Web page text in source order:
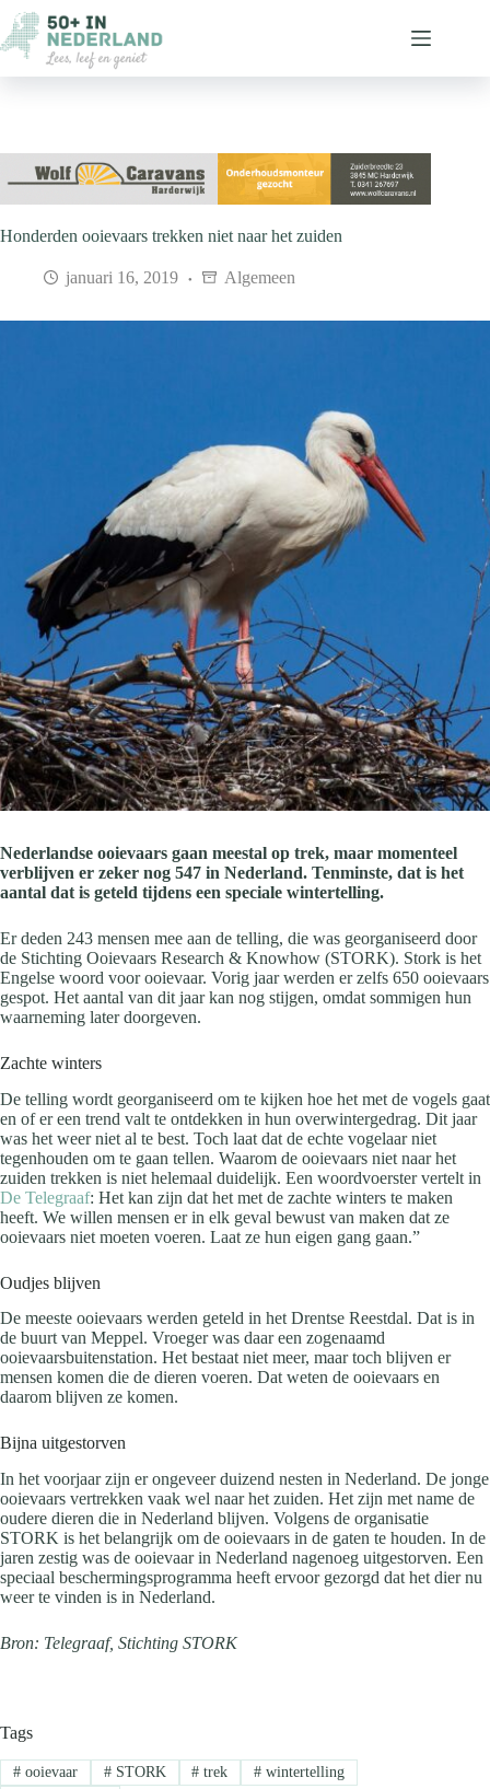
naar
de
inhoud
Honderden ooievaars trekken niet naar het zuiden
januari 16, 2019 Algemeen
Nederlandse ooievaars gaan meestal op trek, maar momenteel
verblijven er zeker nog 547 in Nederland. Tenminste, dat is het
aantal dat is geteld tijdens een speciale wintertelling.
Er deden 243 mensen mee aan de telling, die was georganiseerd door
de Stichting Ooievaars Research & Knowhow (STORK). Stork is het
Engelse woord voor ooievaar. Vorig jaar werden er zelfs 650 ooievaars
gespot. Het aantal van dit jaar kan nog stijgen, omdat sommigen hun
waarneming later doorgeven.
Zachte winters
De telling wordt georganiseerd om te kijken hoe het met de vogels gaat
en of er een trend valt te ontdekken in hun overwintergedrag. Dit jaar
was het weer niet al te best. Toch laat dat de echte vogelaar niet
tegenhouden om te gaan tellen. Waarom de ooievaars niet naar het
zuiden trekken is niet helemaal duidelijk. Een woordvoerster vertelt in
De Telegraaf: Het kan zijn dat het met de zachte winters te maken
heeft. We willen mensen er in elk geval bewust van maken dat ze
ooievaars niet moeten voeren. Laat ze hun eigen gang gaan.”
Oudjes blijven
De meeste ooievaars werden geteld in het Drentse Reestdal. Dat is in
de buurt van Meppel. Vroeger was daar een zogenaamd
ooievaarsbuitenstation. Het bestaat niet meer, maar toch blijven er
mensen komen die de dieren voeren. Dat weten de ooievaars en
daarom blijven ze komen.
Bijna uitgestorven
In het voorjaar zijn er ongeveer duizend nesten in Nederland. De jonge
ooievaars vertrekken vaak wel naar het zuiden. Het zijn met name de
oudere dieren die in Nederland blijven. Volgens de organisatie
STORK is het belangrijk om de ooievaars in de gaten te houden. In de
jaren zestig was de ooievaar in Nederland nagenoeg uitgestorven. Een
speciaal beschermingsprogramma heeft ervoor gezorgd dat het dier nu
weer te vinden is in Nederland.
Bron: Telegraaf, Stichting STORK
Tags
#ooievaar #STORK # trek # wintertelling